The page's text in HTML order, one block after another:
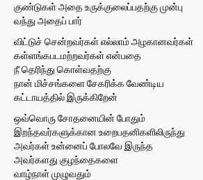
குண்டுகள் அதை உருக்குலைப்பதற்கு முன்பு
வந்து அதைப் பார்
விட்டுச் சென்றவர்கள் எல்லாம் அழகானவர்கள்
கள்ளங்கபடமற்றவர்கள் என்பதை
நீ தெரிந்து கொள்வதற்கு
நான் மிச்சங்களை சேகரிக்க வேண்டிய
கட்டாயத்தில் இருக்கிறேன்
ஒவ்வொரு சோதனையின் போதும்
இறந்தவர்களுக்கான உறைபதனிகளிலிருந்து
அவர்கள் உன்னைப் போலவே இருந்த
அவர்களது குழந்தைகளை
வாழ்நாள் முழுவதும்